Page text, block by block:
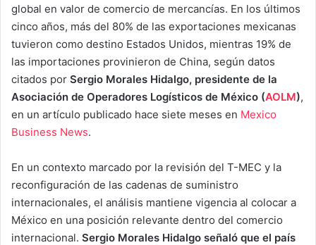
global en valor de comercio de mercancías. En los últimos
cinco años, más del 80% de las exportaciones mexicanas
tuvieron como destino Estados Unidos, mientras 19% de
las importaciones provinieron de China, según datos
citados por Sergio Morales Hidalgo, presidente de la
Asociación de Operadores Logísticos de México (AOLM),
en un artículo publicado hace siete meses en Mexico
Business News.
En un contexto marcado por la revisión del T-MEC y la
reconfiguración de las cadenas de suministro
internacionales, el análisis mantiene vigencia al colocar a
México en una posición relevante dentro del comercio
internacional. Sergio Morales Hidalgo señaló que el país